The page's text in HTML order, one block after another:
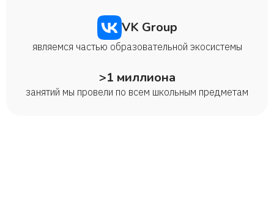
VK Group
являемся частью образовательной экосистемы
>1 миллиона
занятий мы провели по всем школьным предметам